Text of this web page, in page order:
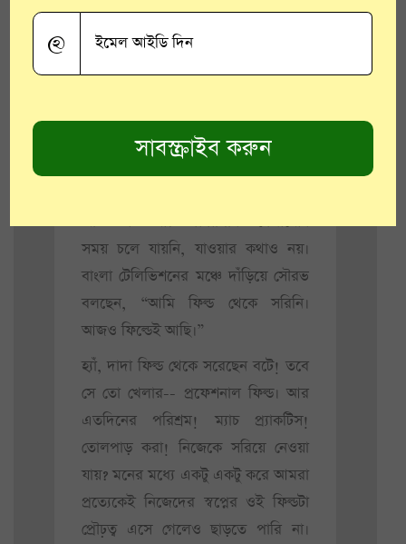
সমর্থকের উপচে পড়া ভিড়, অক্ষরে
ভালো খেলে ছেলেটা! পাগল করে দেয়।”
অভিজ্ঞতাও না। ‘দাদাগিরি’ দেখানোর
সময় চলে যায়নি, যাওয়ার কথাও নয়।
বাংলা টেলিভিশনের মঞ্চে দাঁড়িয়ে সৌরভ
বলছেন, “আমি ফিল্ড থেকে সরিনি।
আজও ফিল্ডেই আছি।”
হ্যাঁ, দাদা ফিল্ড থেকে সরেছেন বটে! তবে
সে তো খেলার-- প্রফেশনাল ফিল্ড। আর
এতদিনের পরিশ্রম! ম্যাচ প্র্যাকটিস!
তোলপাড় করা! নিজেকে সরিয়ে নেওয়া
যায়? মনের মধ্যে একটু একটু করে আমরা
প্রত্যেকেই নিজেদের স্বপ্নের ওই ফিল্ডটা
প্রৌঢ়ত্ব এসে গেলেও ছাড়তে পারি না।
@